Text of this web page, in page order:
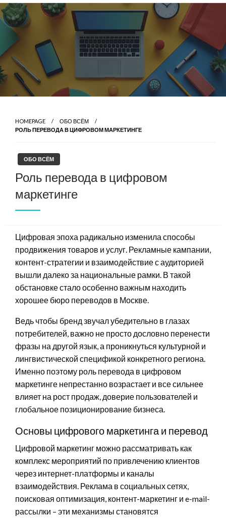
Skip
to
content
HOMEPAGE
ОБО ВСЁМ
РОЛЬ ПЕРЕВОДА В ЦИФРОВОМ МАРКЕТИНГЕ
ОБО ВСЁМ
Роль перевода в цифровом
маркетинге
Цифровая эпоха радикально изменила способы
продвижения товаров и услуг. Рекламные кампании,
контент-стратегии и взаимодействие с аудиторией
вышли далеко за национальные рамки. В такой
обстановке стало особенно важным находить
хорошее бюро переводов в Москве.
Ведь чтобы бренд звучал убедительно в глазах
потребителей, важно не просто дословно перенести
фразы на другой язык, а проникнуться культурной и
лингвистической спецификой конкретного региона.
Именно поэтому роль перевода в цифровом
маркетинге непрестанно возрастает и все сильнее
влияет на рост продаж, доверие пользователей и
глобальное позиционирование бизнеса.
Основы цифрового маркетинга и перевод
Цифровой маркетинг можно рассматривать как
комплекс мероприятий по привлечению клиентов
через интернет-платформы и каналы
взаимодействия. Реклама в социальных сетях,
поисковая оптимизация, контент-маркетинг и e-mail-
рассылки – эти механизмы становятся